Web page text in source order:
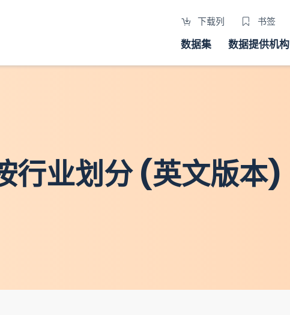
下载列 书签
数据集 数据提供机构
行业划分 (英文版本)